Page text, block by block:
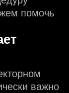
помочь
важно